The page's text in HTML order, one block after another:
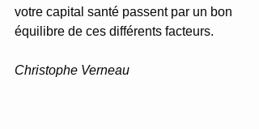
votre capital santé passent par un bon
équilibre de ces différents facteurs.
Christophe Verneau